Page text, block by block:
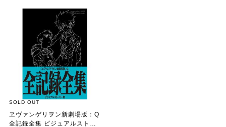
SOLD OUT
ヱヴァンゲリヲン新劇場版：Q
全記録全集 ビジュアルストー